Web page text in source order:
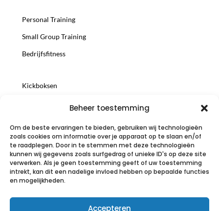
Beheer toestemming
Om de beste ervaringen te bieden, gebruiken wij technologieën
zoals cookies om informatie over je apparaat op te slaan en/of
te raadplegen. Door in te stemmen met deze technologieën
kunnen wij gegevens zoals surfgedrag of unieke ID's op deze site
verwerken. Als je geen toestemming geeft of uw toestemming
intrekt, kan dit een nadelige invloed hebben op bepaalde functies
en mogelijkheden.
Accepteren
Personal Training
Small Group Training
Bedrijfsfitness
Kickboksen
Try-Out korting
Team
Contact